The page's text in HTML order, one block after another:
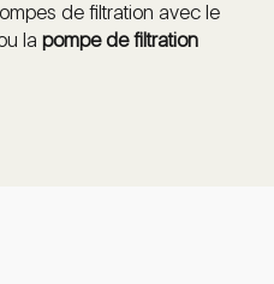
de filtration avec le
lapompe de filtration